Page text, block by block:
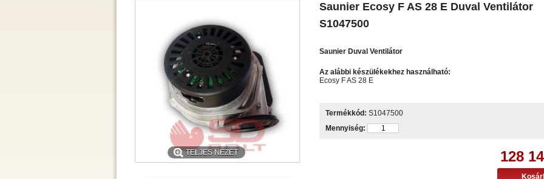
TELJES NÉZET
Saunier Ecosy F AS 28 E Duval Ventilátor
S1047500
Saunier Duval Ventilátor
Az alábbi készülékekhez használható:
Ecosy F AS 28 E
Termékkód: S1047500
Mennyiség:
128